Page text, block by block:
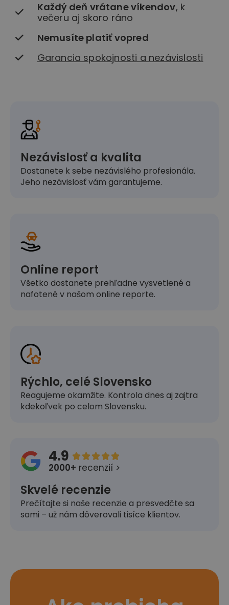
Každý deň vrátane víkendov, k
večeru aj skoro ráno
Nemusíte platiť vopred
Garancia spokojnosti a nezávislosti
Nezávislosť a kvalita
Dostanete k sebe nezávislého profesionála.
Jeho nezávislosť vám garantujeme.
Online report
Všetko dostanete prehľadne vysvetlené a
nafotené v našom online reporte.
Rýchlo, celé Slovensko
Reagujeme okamžite. Kontrola dnes aj zajtra
kdekoľvek po celom Slovensku.
4.9 
2000+ recenzií >
Skvelé recenzie
Prečítajte si naše recenzie a presvedčte sa
sami – už nám dôverovali tisíce klientov.